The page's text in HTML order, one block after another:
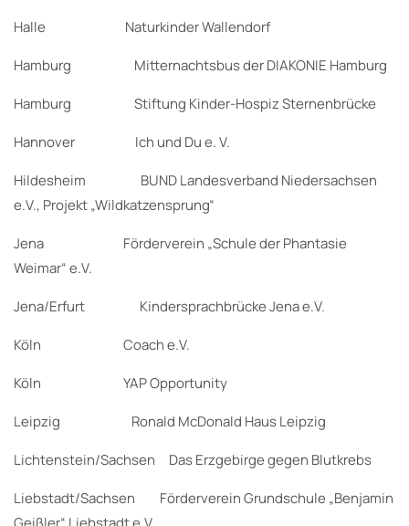
Halle Naturkinder Wallendorf
Hamburg Mitternachtsbus der DIAKONIE Hamburg
Hamburg Stiftung Kinder-Hospiz Sternenbrücke
Hannover Ich und Du e. V.
Hildesheim BUND Landesverband Niedersachsen
e.V., Projekt „Wildkatzensprung“
Jena Förderverein „Schule der Phantasie
Weimar“ e.V.
Jena/Erfurt Kindersprachbrücke Jena e.V.
Köln Coach e.V.
Köln YAP Opportunity
Leipzig Ronald McDonald Haus Leipzig
Lichtenstein/Sachsen Das Erzgebirge gegen Blutkrebs
Liebstadt/Sachsen Förderverein Grundschule „Benjamin